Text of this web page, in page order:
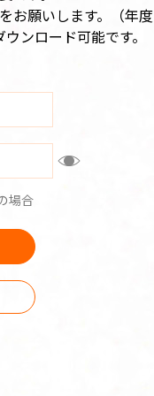
お願いします。（年
ンロード可能です。
場合